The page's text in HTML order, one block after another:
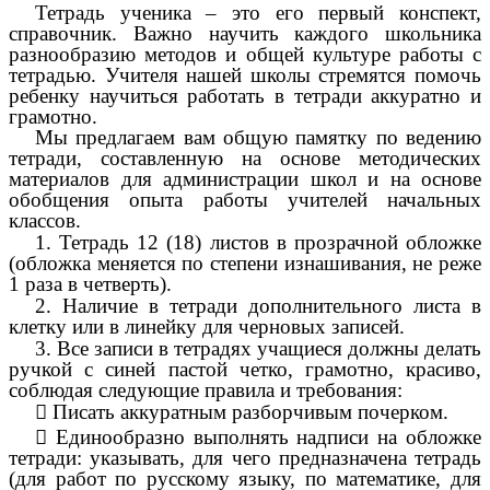
Тетрадь ученика – это его первый конспект,
справочник. Важно научить каждого школьника
разнообразию методов и общей культуре работы с
тетрадью. Учителя нашей школы стремятся помочь
ребенку научиться работать в тетради аккуратно и
грамотно.
Мы предлагаем вам общую памятку по ведению
тетради, составленную на основе методических
материалов для администрации школ и на основе
обобщения опыта работы учителей начальных
классов.
1. Тетрадь 12 (18) листов в прозрачной обложке
(обложка меняется по степени изнашивания, не реже
1 раза в четверть).
2. Наличие в тетради дополнительного листа в
клетку или в линейку для черновых записей.
3. Все записи в тетрадях учащиеся должны делать
ручкой с синей пастой четко, грамотно, красиво,
соблюдая следующие правила и требования:
 Писать аккуратным разборчивым почерком.
 Единообразно выполнять надписи на обложке
тетради: указывать, для чего предназначена тетрадь
(для работ по русскому языку, по математике, для